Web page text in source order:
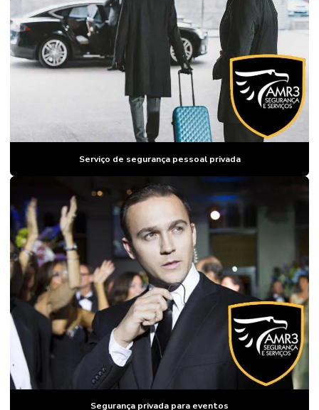
SP
EMPRESA DE
SEGURANÇA
PESSOAL
SEGURANÇA
SEGURANÇA
ZONA OESTE
EMPRESA
TERCEIRIZADA
DE
CONTROLADOR
DE ACESSO
EMPRESA DE
VIGILÂNCIA
PATRIMONIAL
EMPRESAS DE
PORTARIA E
CONTROLADOR
Serviço de segurança pessoal privada
Segurança privada para eventos